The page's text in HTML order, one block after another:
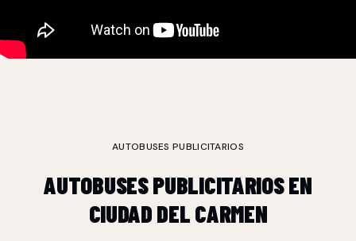
AUTOBUSES PUBLICITARIOS
AUTOBUSES PUBLICITARIOS EN
CIUDAD DEL CARMEN